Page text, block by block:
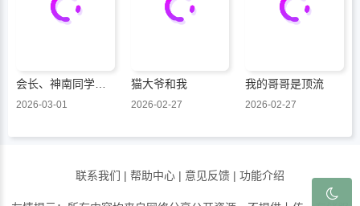
2026-03-01
猫大爷和我
2026-02-27
我的哥哥是顶流
2026-02-27
联系我们 | 帮助中心 | 意见反馈 | 功能介绍